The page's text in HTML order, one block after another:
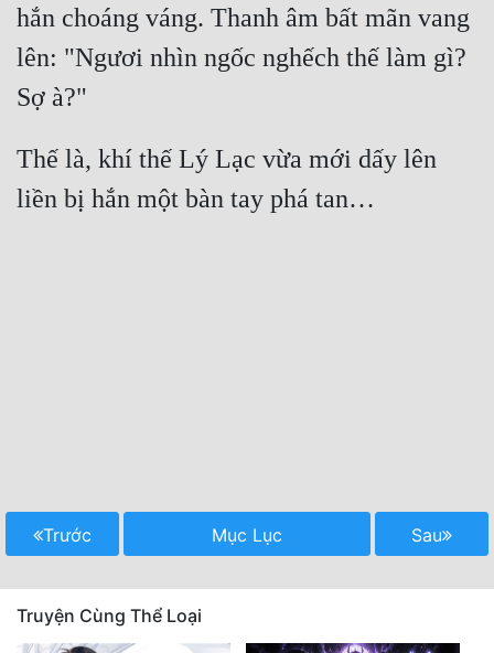
hắn choáng váng. Thanh âm bất mãn vang
lên: "Ngươi nhìn ngốc nghếch thế làm gì?
Thế là, khí thế Lý Lạc vừa mới dấy lên
Trước Mục Lục Sau
Truyện Cùng Thể Loại